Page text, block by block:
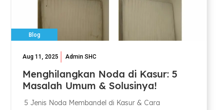
Blog
Aug 11, 2025 Admin SHC
Menghilangkan Noda di Kasur: 5
Masalah Umum & Solusinya!
5 Jenis Noda Membandel di Kasur & Cara